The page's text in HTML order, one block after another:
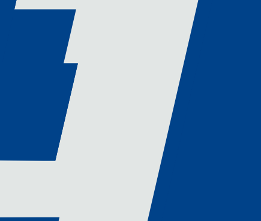
chargés d’affaires et chefs d’atelier, qui veillent à la
problématiques hydrauliques de la façon la plus optimale
dans les secteurs d’activité les plus variés.
nos 3 implantations au nord de Paris. C’est avec la même
français mais aussi ailleurs, partout dans le monde.